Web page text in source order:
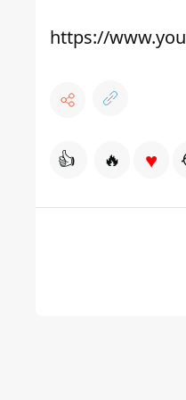
https://
👍 🔥 ♥